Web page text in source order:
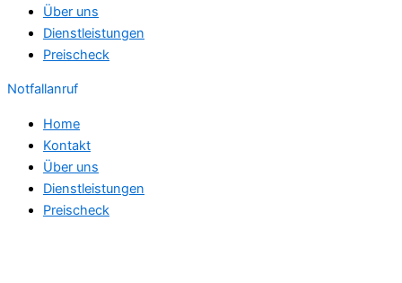
Über uns
Dienstleistungen
Preischeck
Notfallanruf
Home
Kontakt
Über uns
Dienstleistungen
Preischeck